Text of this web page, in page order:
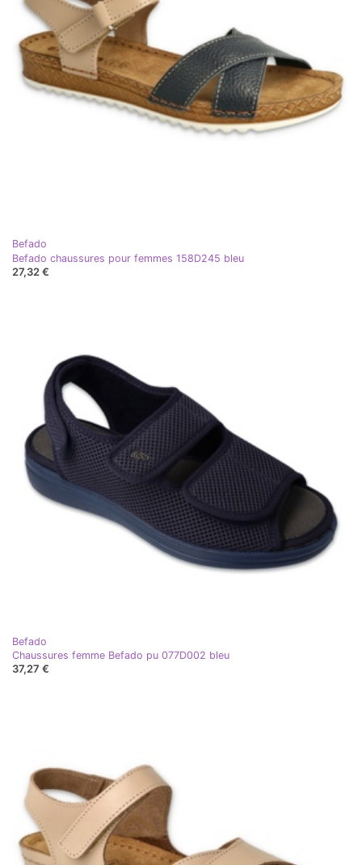
Befado
Befado chaussures pour femmes 158D245 bleu
27,32 €
Befado
Chaussures femme Befado pu 077D002 bleu
37,27 €